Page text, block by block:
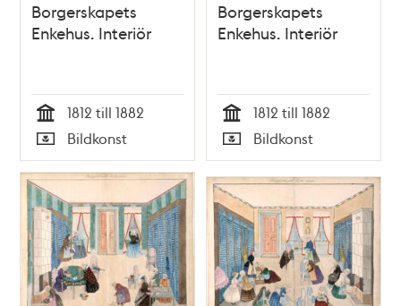
Borgerskapets
Enkehus. Interiör
Tid
1812 till 1882
Typ
Bildkonst
Borgerskapets
Enkehus. Interiör
Tid
1812 till 1882
Typ
Bildkonst